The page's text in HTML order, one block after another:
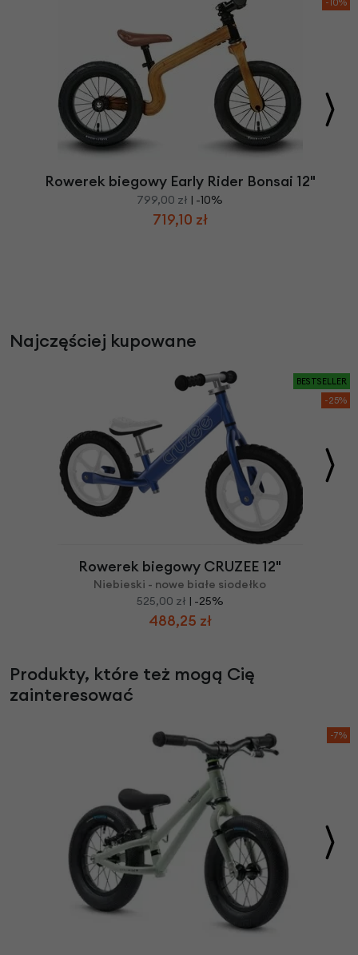
Rowerek biegowy Early Rider Bonsai 12"
799,00 zł | -10%
719,10 zł
Najczęściej kupowane
BESTSELLER
-25%
Rowerek biegowy CRUZEE 12"
Niebieski - nowe białe siodełko
525,00 zł | -25%
488,25 zł
Produkty, które też mogą Cię
zainteresować
-7%